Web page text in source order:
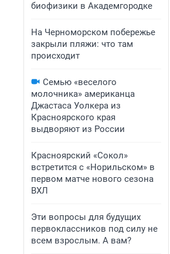
биофизики в Академгородке
На Черноморском побережье
закрыли пляжи: что там
происходит
Семью «веселого
молочника» американца
Джастаса Уолкера из
Красноярского края
выдворяют из России
Красноярский «Сокол»
встретится с «Норильском» в
первом матче нового сезона
ВХЛ
Эти вопросы для будущих
первоклассников под силу не
всем взрослым. А вам?